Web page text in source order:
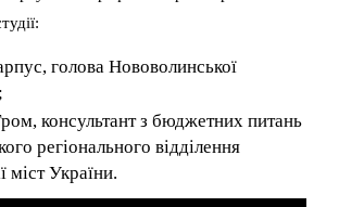
голова Нововолинської
консультант з бюджетних питань
регіонального відділення
міст України.